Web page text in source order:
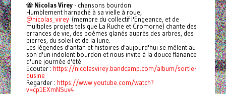
🐝Nicolas Virey- chansons bourdon
Humblement harnaché à sa vielle à roue,
@nicolas_virey(membre du collectif l'Engeance, et de
multiples projets tels que La Ruche et Cromorne) chante des
errances de vie, des poèmes glanés auprès des arbres, des
pierres, du soleil et de la lune.
Les légendes d'antan et histoires d'aujourd'hui se mêlent au
son d'un indolent bourdon et nous invite à la douce flanance
d'une journée d'été
Ecouter : https://nicolasvirey.bandcamp.com/album/sortie-
dusine
Regarder : https://www.youtube.com/watch?
v=cp1EXmNSuv4